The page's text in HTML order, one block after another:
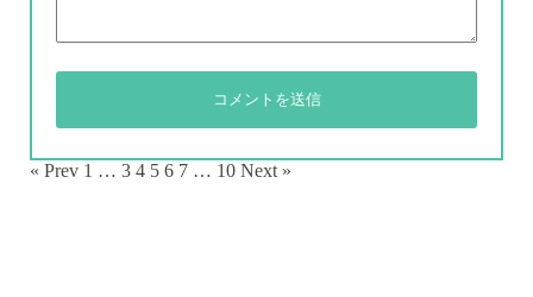
« Prev 1 … 3 4 5 6 7 … 10 Next »